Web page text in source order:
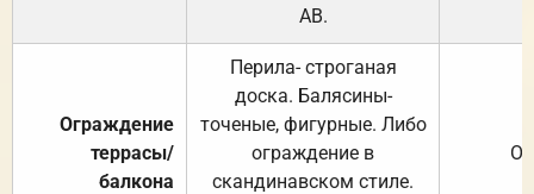
АВ.
Ограждение
террасы/
балкона
Перила- строганая
доска. Балясины-
точеные, фигурные. Либо
ограждение в
скандинавском стиле.